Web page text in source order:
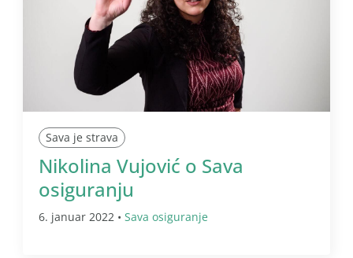
Sava je strava
Nikolina Vujović o Sava
osiguranju
6. januar 2022 • Sava osiguranje